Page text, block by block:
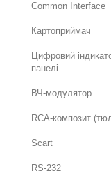
Common Interface
Картоприймач
Цифровий
панелі
ВЧ-модулятор
RCA-композит
Scart
RS-232